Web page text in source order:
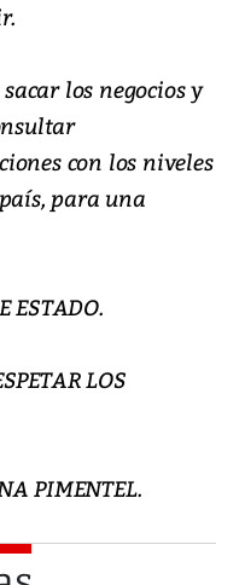
los negocios y
con los niveles
para una
ESTADO.
LOS
PIMENTEL.